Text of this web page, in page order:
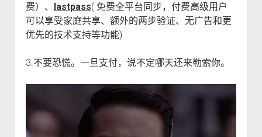
费）、
lastpass( 免费全平台同步，付费高级用户
可以享受家庭共享、额外的两步验证、无广告和更
优先的技术支持等功能)
3.不要恐慌。一旦支付，说不定哪天还来勒索你。